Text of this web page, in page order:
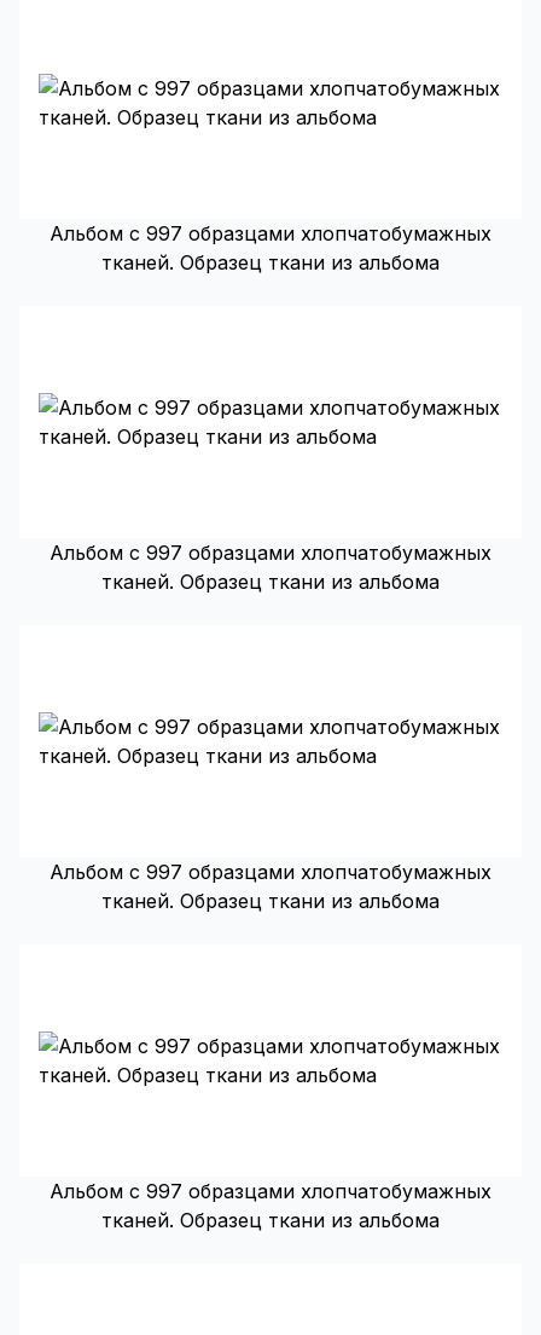
Альбом с 997 образцами хлопчатобумажных
тканей. Образец ткани из альбома
Альбом с 997 образцами хлопчатобумажных
тканей. Образец ткани из альбома
Альбом с 997 образцами хлопчатобумажных
тканей. Образец ткани из альбома
Альбом с 997 образцами хлопчатобумажных
тканей. Образец ткани из альбома